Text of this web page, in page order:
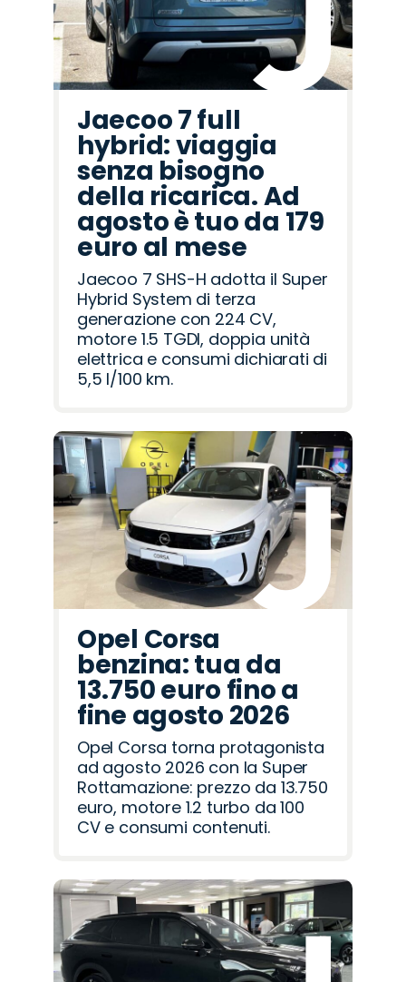
Jaecoo 7 full
hybrid: viaggia
senza bisogno
della ricarica. Ad
agosto è tuo da 179
euro al mese
Jaecoo 7 SHS-H adotta il Super
Hybrid System di terza
generazione con 224 CV,
motore 1.5 TGDI, doppia unità
elettrica e consumi dichiarati di
5,5 l/100 km.
Opel Corsa
benzina: tua da
13.750 euro fino a
fine agosto 2026
Opel Corsa torna protagonista
ad agosto 2026 con la Super
Rottamazione: prezzo da 13.750
euro, motore 1.2 turbo da 100
CV e consumi contenuti.